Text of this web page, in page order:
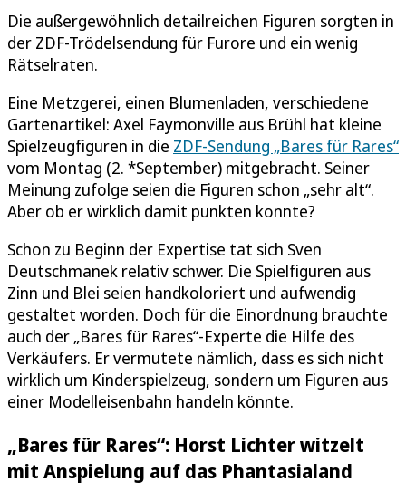
Die außergewöhnlich detailreichen Figuren sorgten in
der ZDF-Trödelsendung für Furore und ein wenig
Rätselraten.
Eine Metzgerei, einen Blumenladen, verschiedene
Gartenartikel: Axel Faymonville aus Brühl hat kleine
Spielzeugfiguren in die ZDF-Sendung „Bares für Rares“
vom Montag (2. *September) mitgebracht. Seiner
Meinung zufolge seien die Figuren schon „sehr alt“.
Aber ob er wirklich damit punkten konnte?
Schon zu Beginn der Expertise tat sich Sven
Deutschmanek relativ schwer. Die Spielfiguren aus
Zinn und Blei seien handkoloriert und aufwendig
gestaltet worden. Doch für die Einordnung brauchte
auch der „Bares für Rares“-Experte die Hilfe des
Verkäufers. Er vermutete nämlich, dass es sich nicht
wirklich um Kinderspielzeug, sondern um Figuren aus
einer Modelleisenbahn handeln könnte.
„Bares für Rares“: Horst Lichter witzelt
mit Anspielung auf das Phantasialand